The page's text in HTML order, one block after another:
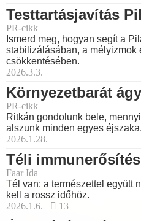
Testtartásjavítás
PR-cikk
Ismerd meg, hogyan segít a
stabilizálásában, a mélyizmok
csökkentésében.
2026.3.3.
Környezetbarát
PR-cikk
Ritkán gondolunk bele,
alszunk minden egyes éjszaka.
2026.1.28.
Téli immunerősítés
Faar Ida
Tél van: a természettel együtt
kell a rossz időhöz.
2026.1.6.
13